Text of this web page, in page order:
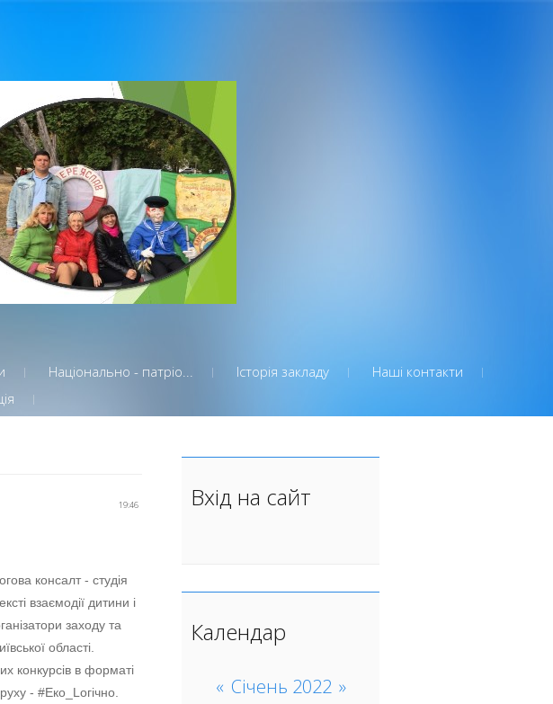
Національно - патріо... Історія закладу
Наші контакти
19:46
консалт - студія
взаємодії дитини і
заходу та
області.
конкурсів в форматі
- #Еко_Lогічно.
Вхід на сайт
Календар
« Січень 2022 »